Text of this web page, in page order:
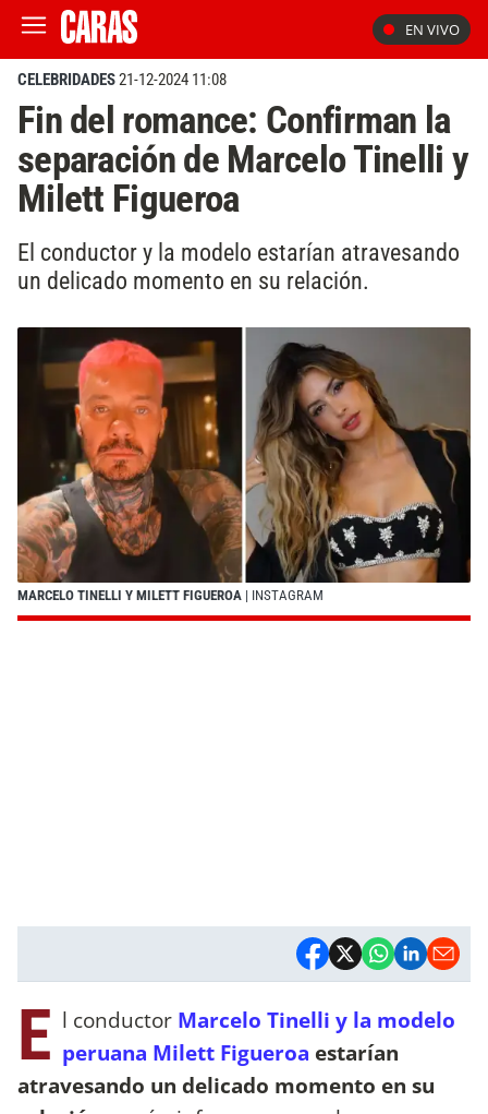
EN VIVO
CELEBRIDADES21-12-2024 11:08
Fin del romance: Confirman la
separación de Marcelo Tinelli y
Milett Figueroa
El conductor y la modelo estarían atravesando
un delicado momento en su relación.
MARCELO TINELLI Y MILETT FIGUEROA | INSTAGRAM
E l conductor Marcelo Tinelli y la modelo
peruana Milett Figueroa estarían
atravesando un delicado momento en su